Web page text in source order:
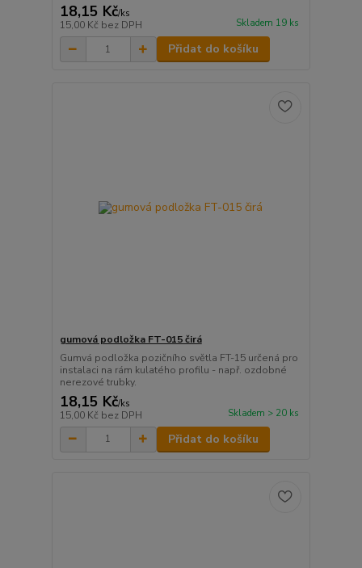
18,15 Kč/ks
15,00 Kč bez DPH Skladem 19 ks
Přidat do košíku
gumová podložka FT-015 čirá
Gumvá podložka pozičního světla FT-15 určená pro
instalaci na rám kulatého profilu - např. ozdobné
nerezové trubky.
18,15 Kč/ks
15,00 Kč bez DPH Skladem > 20 ks
Přidat do košíku